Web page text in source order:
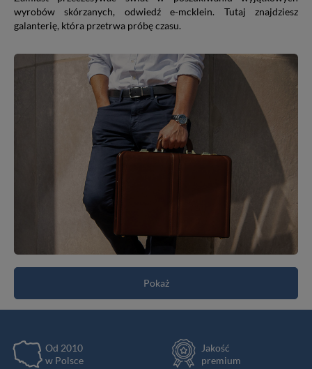
wyrobów skórzanych, odwiedź e-mcklein. Tutaj znajdziesz
galanterię, która przetrwa próbę czasu.
Pokaż
Od 2010
w Polsce
Jakość
premium